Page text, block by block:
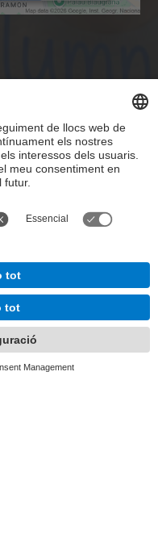
VX (Vèrtex). Pl.